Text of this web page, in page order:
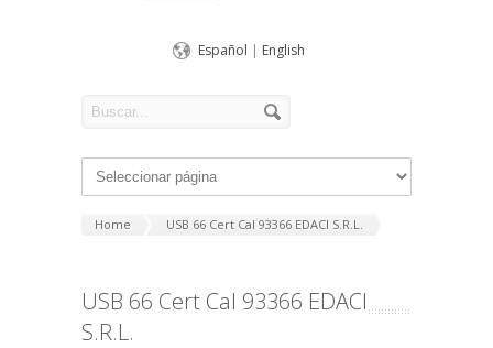
Español | English
Home USB 66 Cert Cal 93366 EDACI S.R.L.
USB 66 Cert Cal 93366 EDACI
S.R.L.